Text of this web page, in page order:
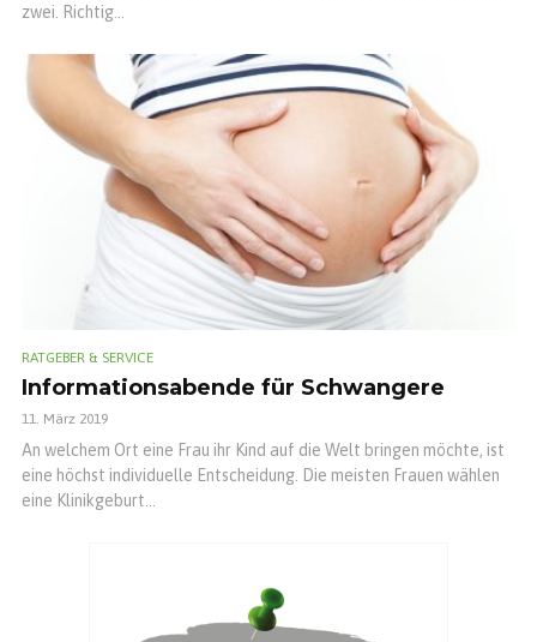
zwei. Richtig...
RATGEBER & SERVICE
Informationsabende für Schwangere
11. März 2019
An welchem Ort eine Frau ihr Kind auf die Welt bringen möchte, ist
eine höchst individuelle Entscheidung. Die meisten Frauen wählen
eine Klinikgeburt...